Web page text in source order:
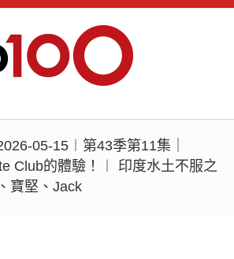
05-15︱第43季第11集｜
Club的體驗！︱ 印度水土不服之
寶堅、Jack